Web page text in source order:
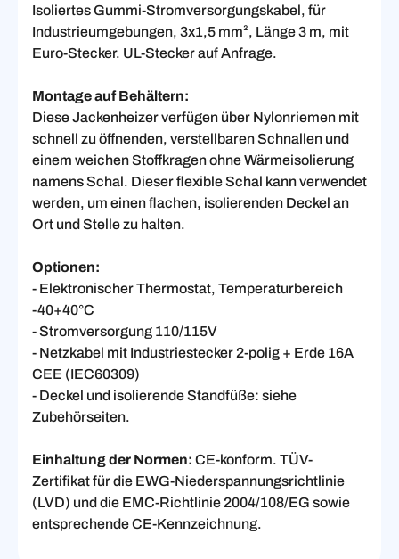
Isoliertes Gummi-Stromversorgungskabel, für
Industrieumgebungen, 3x1,5 mm², Länge 3 m, mit
Euro-Stecker. UL-Stecker auf Anfrage.
Montage auf Behältern:
Diese Jackenheizer verfügen über Nylonriemen mit
schnell zu öffnenden, verstellbaren Schnallen und
einem weichen Stoffkragen ohne Wärmeisolierung
namens Schal. Dieser flexible Schal kann verwendet
werden, um einen flachen, isolierenden Deckel an
Ort und Stelle zu halten.
Optionen:
- Elektronischer Thermostat, Temperaturbereich
-40+40°C
- Stromversorgung 110/115V
- Netzkabel mit Industriestecker 2-polig + Erde 16A
CEE (IEC60309)
- Deckel und isolierende Standfüße: siehe
Zubehörseiten.
Einhaltung der Normen: CE-konform. TÜV-
Zertifikat für die EWG-Niederspannungsrichtlinie
(LVD) und die EMC-Richtlinie 2004/108/EG sowie
entsprechende CE-Kennzeichnung.